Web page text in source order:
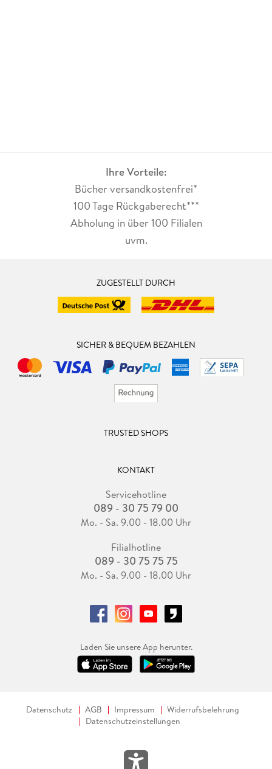
Ihre Vorteile:
Bücher versandkostenfrei*
100 Tage Rückgaberecht***
Abholung in über 100 Filialen
uvm.
ZUGESTELLT DURCH
SICHER & BEQUEM BEZAHLEN
TRUSTED SHOPS
KONTAKT
Servicehotline
089 - 30 75 79 00
Mo. - Sa. 9.00 - 18.00 Uhr
Filialhotline
089 - 30 75 75 75
Mo. - Sa. 9.00 - 18.00 Uhr
Laden Sie unsere App herunter.
Datenschutz AGB Impressum
Widerrufsbelehrung
Datenschutzeinstellungen